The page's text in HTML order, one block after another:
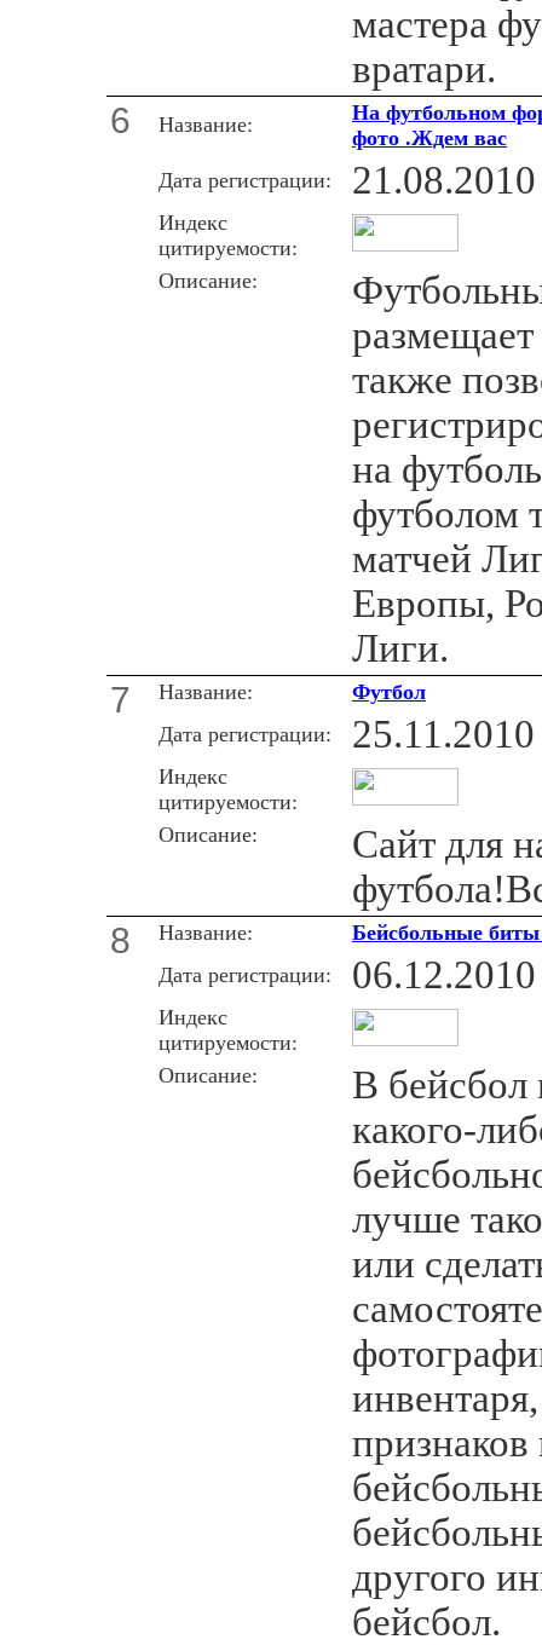
мастера
вратари.
6 Название:
На футбольном
фото .Ждем вас
Дата регистрации:
21.08.2010
Индекс
цитируемости:
Описание:
также
на
футболом
матчей
Европы,
Лиги.
7 Название:
Футбол
Дата регистрации:
25.11.2010
Индекс
цитируемости:
Описание:
Сайт для
8 Название:
Бейсбольные биты
Дата регистрации:
06.12.2010
Индекс
цитируемости:
Описание:
В бейсбол
какого-
лучше
или
признаков
другого
бейсбол.